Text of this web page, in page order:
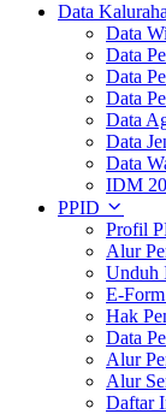
Data
Data
Data
Data
Data
Data
Data
Data
IDM
PPID
Profil
Alur
Unduh
E-
Hak
Data
Alur
Alur
Daftar